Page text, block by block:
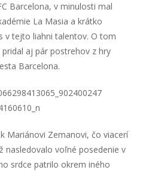
Barcelona, v minulosti mal
La Masia a krátko
v tejto liahni talentov. O tom
aj pár postrehov z hry
Barcelona.
Mariánovi Zemanovi, čo viacerí
nasledovalo voľné posedenie v
srdce patrilo okrem iného